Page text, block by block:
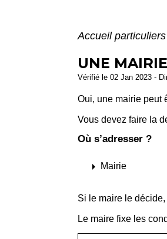
Accueil particuliers
UNE
Vérifié le 02 Jan 2023 -
Oui, une mairie peut
Vous devez faire la
Où s’adresser ?
arrow_right Mairie
Si le maire le
Le maire fixe les